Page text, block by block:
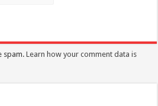
spam.Learn how your comment data is